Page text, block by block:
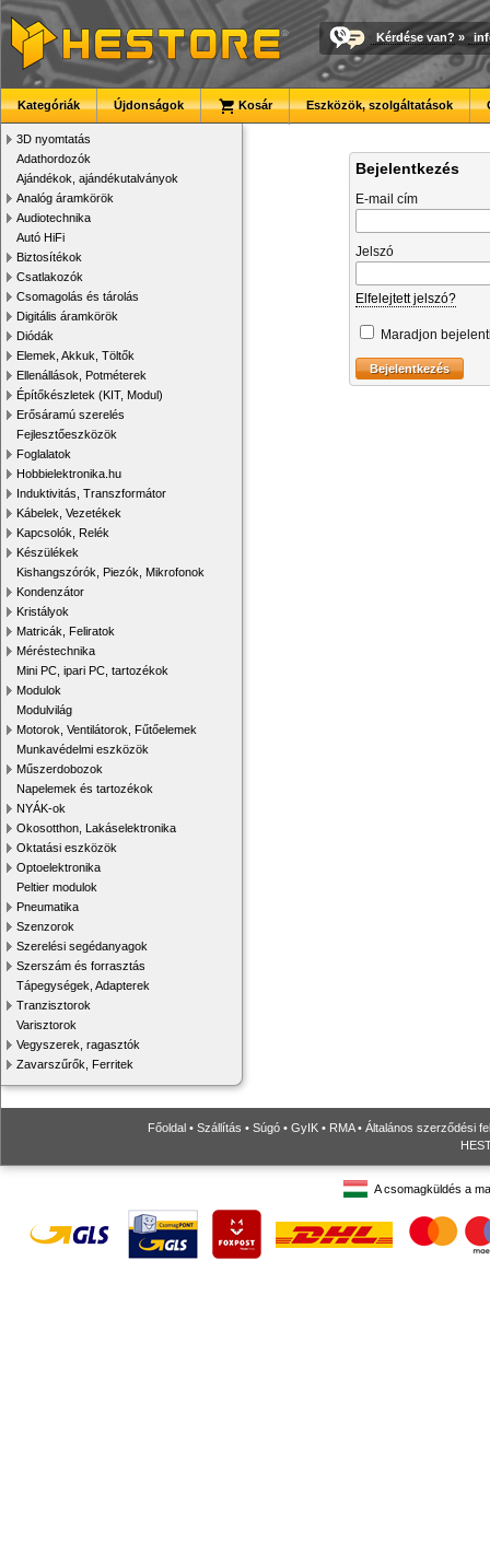
Kérdése van? »
Kategóriák Újdonságok Kosár Eszközök, szolgáltatások
3D nyomtatás
Adathordozók
Ajándékok, ajándékutalványok
Analóg áramkörök
Audiotechnika
Autó HiFi
Biztosítékok
Csatlakozók
Csomagolás és tárolás
Digitális áramkörök
Diódák
Elemek, Akkuk, Töltők
Ellenállások, Potméterek
Építőkészletek (KIT, Modul)
Erősáramú szerelés
Fejlesztőeszközök
Foglalatok
Hobbielektronika.hu
Induktivitás, Transzformátor
Kábelek, Vezetékek
Kapcsolók, Relék
Készülékek
Kishangszórók, Piezók, Mikrofonok
Kondenzátor
Kristályok
Matricák, Feliratok
Méréstechnika
Mini PC, ipari PC, tartozékok
Modulok
Modulvilág
Motorok, Ventilátorok, Fűtőelemek
Munkavédelmi eszközök
Műszerdobozok
Napelemek és tartozékok
NYÁK-ok
Okosotthon, Lakáselektronika
Oktatási eszközök
Optoelektronika
Peltier modulok
Pneumatika
Szenzorok
Szerelési segédanyagok
Szerszám és forrasztás
Tápegységek, Adapterek
Tranzisztorok
Varisztorok
Vegyszerek, ragasztók
Zavarszűrők, Ferritek
Bejelentkezés
E-mail cím
Jelszó
Elfelejtett jelszó?
Maradjon
Főoldal • Szállítás • Súgó • GyIK • RMA• Általános szerződési
A csomagküldés a